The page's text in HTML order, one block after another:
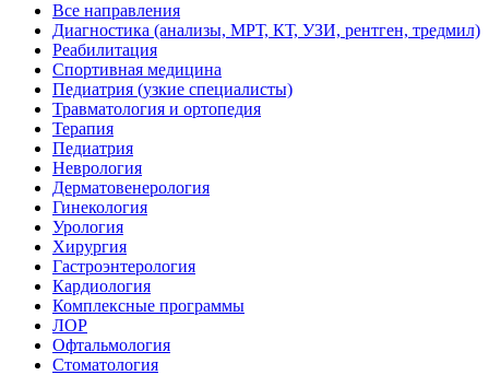
Все направления
Диагностика (анализы, МРТ, КТ, УЗИ, рентген, тредмил)
Реабилитация
Спортивная медицина
Педиатрия (узкие специалисты)
Травматология и ортопедия
Терапия
Педиатрия
Неврология
Дерматовенерология
Гинекология
Урология
Хирургия
Гастроэнтерология
Кардиология
Комплексные программы
ЛОР
Офтальмология
Стоматология